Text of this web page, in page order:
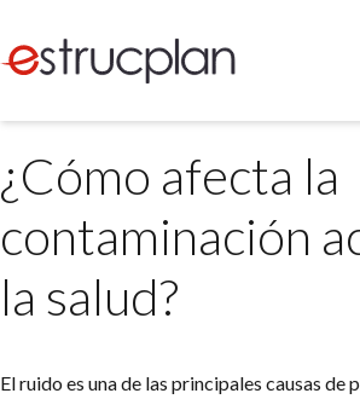
SERVICIOS
Medio Ambiente
Legislación
NOVEDADES
INGRESAR
Portal de Clientes
¿Cómo afecta la
contaminación
la salud?
El ruido es una de las principales causas de